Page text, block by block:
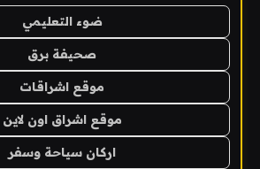
ضوء التعليمي
صحيفة برق
موقع اشراقات
موقع اشراق اون لاين
اركان سياحة وسفر